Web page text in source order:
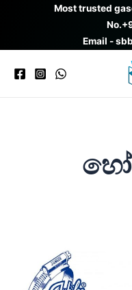
Most trusted
No.
Email -